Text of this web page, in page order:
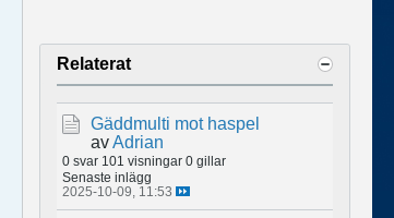
Relaterat
Gäddmulti mot haspel
avAdrian
0 svar 101 visningar 0 gillar
Senaste inlägg
2025-10-09, 11:53